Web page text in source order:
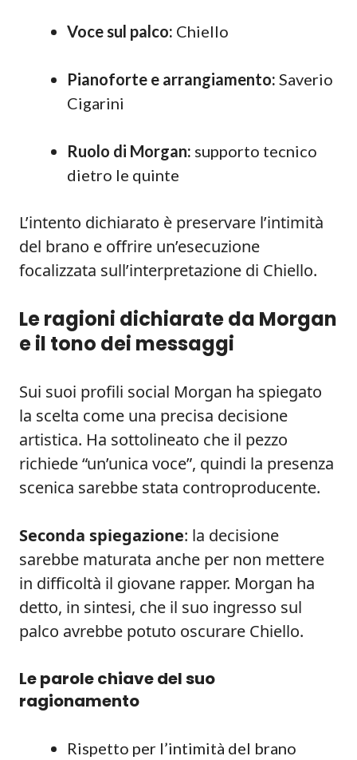
Voce sul palco: Chiello
Pianoforte e arrangiamento: Saverio
Cigarini
Ruolo di Morgan: supporto tecnico
dietro le quinte
L’intento dichiarato è preservare l’intimità
del brano e offrire un’esecuzione
focalizzata sull’interpretazione di Chiello.
Le ragioni dichiarate da Morgan
e il tono dei messaggi
Sui suoi profili social Morgan ha spiegato
la scelta come una precisa decisione
artistica. Ha sottolineato che il pezzo
richiede “un’unica voce”, quindi la presenza
scenica sarebbe stata controproducente.
Seconda spiegazione: la decisione
sarebbe maturata anche per non mettere
in difficoltà il giovane rapper. Morgan ha
detto, in sintesi, che il suo ingresso sul
palco avrebbe potuto oscurare Chiello.
Le parole chiave del suo
ragionamento
Rispetto per l’intimità del brano